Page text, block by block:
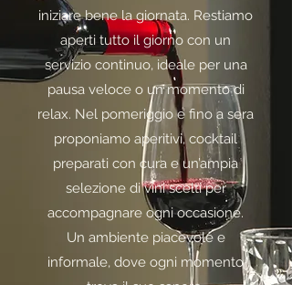
iniziare bene la giornata. Restiamo
aperti tutto il giorno con un
servizio continuo,ideale per una
pausa veloce o un momento di
relax. Nel pomeriggio e fino a sera
proponiamo aperitivi, cocktail
preparati con cura e un’ampia
selezione diviniscelti per
accompagnare ogni occasione.
Un ambiente piacevole e
informale, dove ogni momento